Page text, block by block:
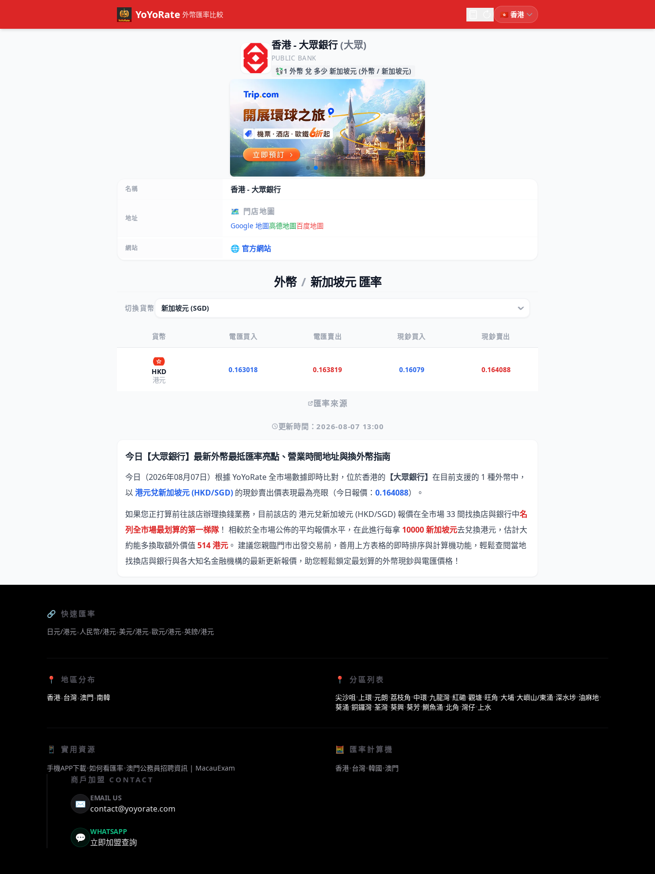
YoYoRate 外幣匯率比較
香港 - 大眾銀行(大眾)
PUBLIC BANK
💱1 外幣 兌 多少 新加坡元 (外幣 / 新加坡元)
名稱 香港 - 大眾銀行
地址
🗺️ 門店地圖
Google 地圖高德地圖百度地圖
網站 🌐 官方網站
外幣 / 新加坡元 匯率
切換貨幣
貨幣 電匯買入 電匯賣出 現鈔買入 現鈔賣出
HKD
港元
0.163018 0.163819 0.16079 0.164088
匯率來源
更新時間：2026-08-07 13:00
今日【大眾銀行】最新外幣最抵匯率亮點、營業時間地址與換外幣指南
今日（2026年08月07日）根據 YoYoRate 全市場數據即時比對，位於香港的 【大眾銀行】 在目前支援的 1 種外幣中，
以港元兌新加坡元 (HKD/SGD) 的現鈔賣出價表現最為亮眼 （今日報價： 0.164088）。
如果您正打算前往該店辦理換錢業務，目前該店的 港元兌新加坡元 (HKD/SGD) 報價在全市場 33 間找換店與銀行中名
列全市場最划算的第一梯隊！ 相較於全市場公佈的平均報價水平，在此進行每拿 10000 新加坡元去兌換港元，估計大
約能多換取額外價值 514 港元 。 建議您親臨門市出發交易前，善用上方表格的即時排序與計算機功能，輕鬆查閱當地
找換店與銀行與各大知名金融機構的最新更新報價，助您輕鬆鎖定最划算的外幣現鈔與電匯價格！
🔗 快速匯率
日元/港元•人民幣/港元•美元/港元•歐元/港元•英鎊/港元
📍 地區分布
香港•台灣•澳門•南韓
📍 分區列表
尖沙咀• 上環•元朗•荔枝角•中環•九龍灣•紅磡•觀塘•旺角•大埔•大嶼山/東涌•深水埗•油麻地•
葵涌•銅鑼灣•荃灣•葵興•葵芳•鰂魚涌•北角•灣仔• 上水
📱 實用資源
手機APP下載•如何看匯率•澳門公務員招聘資訊 | MacauExam
🧮 匯率計算機
香港•台灣•韓國•澳門
商戶加盟 CONTACT
✉️ EMAIL US
contact@yoyorate.com
💬 WHATSAPP
立即加盟查詢